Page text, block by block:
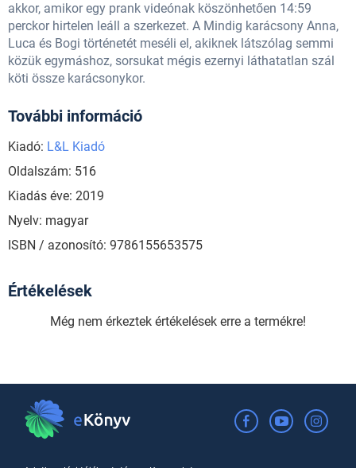
akkor, amikor egy prank videónak köszönhetően 14:59
perckor hirtelen leáll a szerkezet. A Mindig karácsony Anna,
Luca és Bogi történetét meséli el, akiknek látszólag semmi
közük egymáshoz, sorsukat mégis ezernyi láthatatlan szál
köti össze karácsonykor.
További információ
Kiadó: L&L Kiadó
Oldalszám: 516
Kiadás éve: 2019
Nyelv: magyar
ISBN / azonosító: 9786155653575
Értékelések
Még nem érkeztek értékelések erre a termékre!